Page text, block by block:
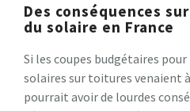
Des conséquences
du solaire en France
Si les coupes budgétaires
solaires sur toitures venaient
pourrait avoir de lourdes